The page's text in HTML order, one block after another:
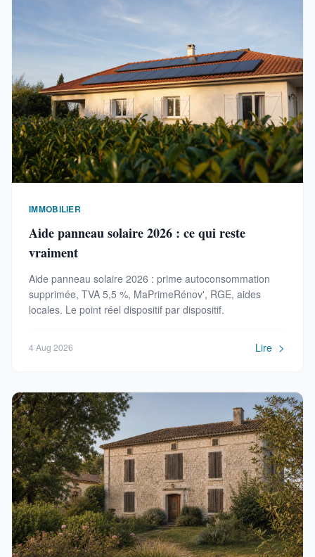
IMMOBILIER
Aide panneau solaire 2026 : ce qui reste
vraiment
Aide panneau solaire 2026 : prime autoconsommation
supprimée, TVA 5,5 %, MaPrimeRénov', RGE, aides
locales. Le point réel dispositif par dispositif.
4 Aug 2026 Lire